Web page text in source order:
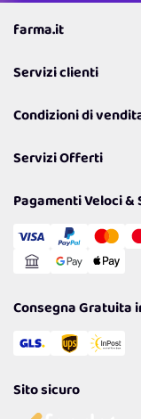
farma.it
Coupon
Lavora con noi
Politiche per la parità di
Servizi clienti
Richiamami
Resi
Condizioni di
Spedizioni
Cookie Policy
Gestisci Cookie
Servizi Offerti
Reso Facile e Veloce
Pagamenti Veloci &
Consegna Gratuita
Sito sicuro